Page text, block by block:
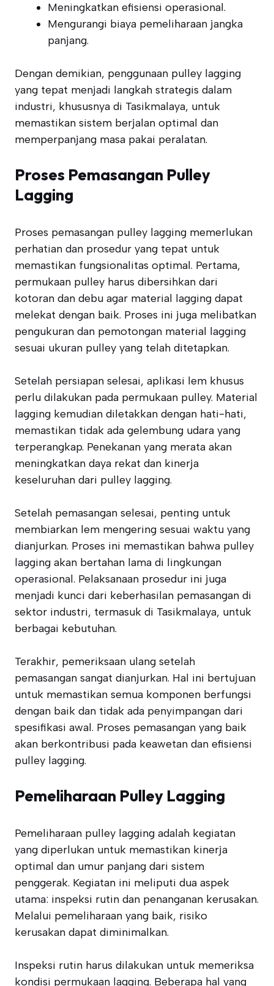
Meningkatkan efisiensi operasional.
Mengurangi biaya pemeliharaan jangka
panjang.
Dengan demikian, penggunaan pulley lagging
yang tepat menjadi langkah strategis dalam
industri, khususnya di Tasikmalaya, untuk
memastikan sistem berjalan optimal dan
memperpanjang masa pakai peralatan.
Proses Pemasangan Pulley
Lagging
Proses pemasangan pulley lagging memerlukan
perhatian dan prosedur yang tepat untuk
memastikan fungsionalitas optimal. Pertama,
permukaan pulley harus dibersihkan dari
kotoran dan debu agar material lagging dapat
melekat dengan baik. Proses ini juga melibatkan
pengukuran dan pemotongan material lagging
sesuai ukuran pulley yang telah ditetapkan.
Setelah persiapan selesai, aplikasi lem khusus
perlu dilakukan pada permukaan pulley. Material
lagging kemudian diletakkan dengan hati-hati,
memastikan tidak ada gelembung udara yang
terperangkap. Penekanan yang merata akan
meningkatkan daya rekat dan kinerja
keseluruhan dari pulley lagging.
Setelah pemasangan selesai, penting untuk
membiarkan lem mengering sesuai waktu yang
dianjurkan. Proses ini memastikan bahwa pulley
lagging akan bertahan lama di lingkungan
operasional. Pelaksanaan prosedur ini juga
menjadi kunci dari keberhasilan pemasangan di
sektor industri, termasuk di Tasikmalaya, untuk
berbagai kebutuhan.
Terakhir, pemeriksaan ulang setelah
pemasangan sangat dianjurkan. Hal ini bertujuan
untuk memastikan semua komponen berfungsi
dengan baik dan tidak ada penyimpangan dari
spesifikasi awal. Proses pemasangan yang baik
akan berkontribusi pada keawetan dan efisiensi
pulley lagging.
Pemeliharaan Pulley Lagging
Pemeliharaan pulley lagging adalah kegiatan
yang diperlukan untuk memastikan kinerja
optimal dan umur panjang dari sistem
penggerak. Kegiatan ini meliputi dua aspek
utama: inspeksi rutin dan penanganan kerusakan.
Melalui pemeliharaan yang baik, risiko
kerusakan dapat diminimalkan.
Inspeksi rutin harus dilakukan untuk memeriksa
kondisi permukaan lagging. Beberapa hal yang